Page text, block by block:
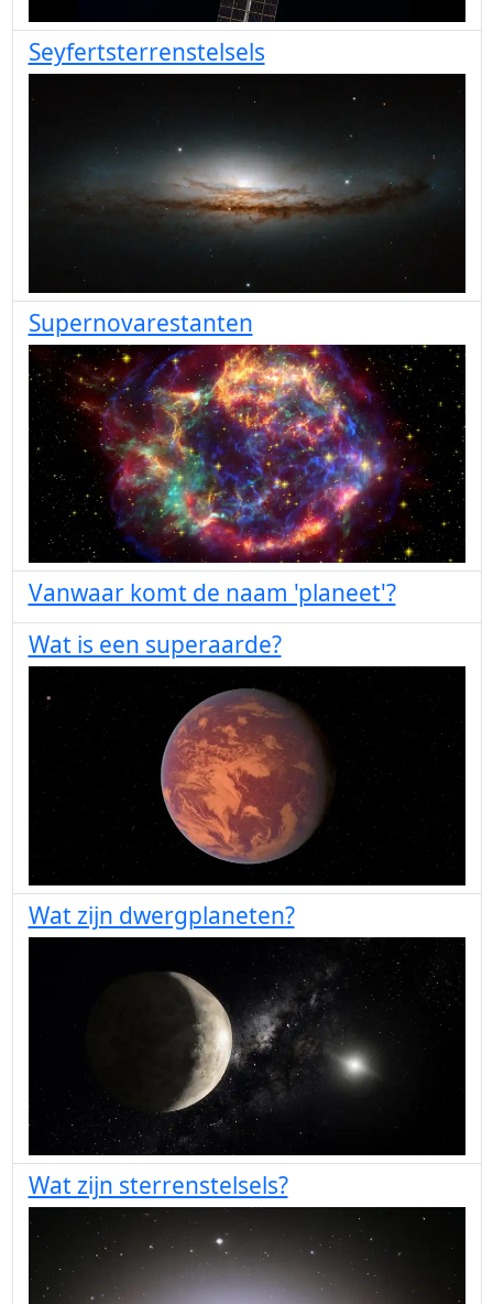
Seyfertsterrenstelsels
Supernovarestanten
Vanwaar komt de naam 'planeet'?
Wat is een superaarde?
Wat zijn dwergplaneten?
Wat zijn sterrenstelsels?